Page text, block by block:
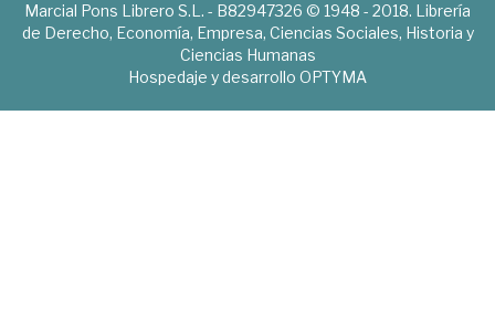
Marcial Pons Librero S.L. - B82947326 © 1948 - 2018. Librería
de Derecho, Economía, Empresa, Ciencias Sociales, Historia y
Ciencias Humanas
Hospedaje y desarrollo OPTYMA